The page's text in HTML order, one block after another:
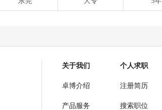
关于我们
卓博介绍
产品服务
个人求职
注册简历
搜索职位